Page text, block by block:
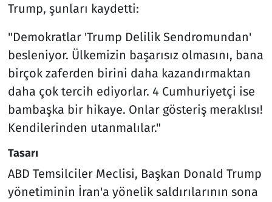
Trump, şunları kaydetti:
"Demokratlar 'Trump Delilik Sendromundan'
besleniyor. Ülkemizin başarısız olmasını, bana
birçok zaferden birini daha kazandırmaktan
daha çok tercih ediyorlar. 4 Cumhuriyetçi ise
bambaşka bir hikaye. Onlar gösteriş meraklısı!
Kendilerinden utanmalılar."
Tasarı
ABD Temsilciler Meclisi, Başkan Donald Trump
yönetiminin İran'a yönelik saldırılarının sona